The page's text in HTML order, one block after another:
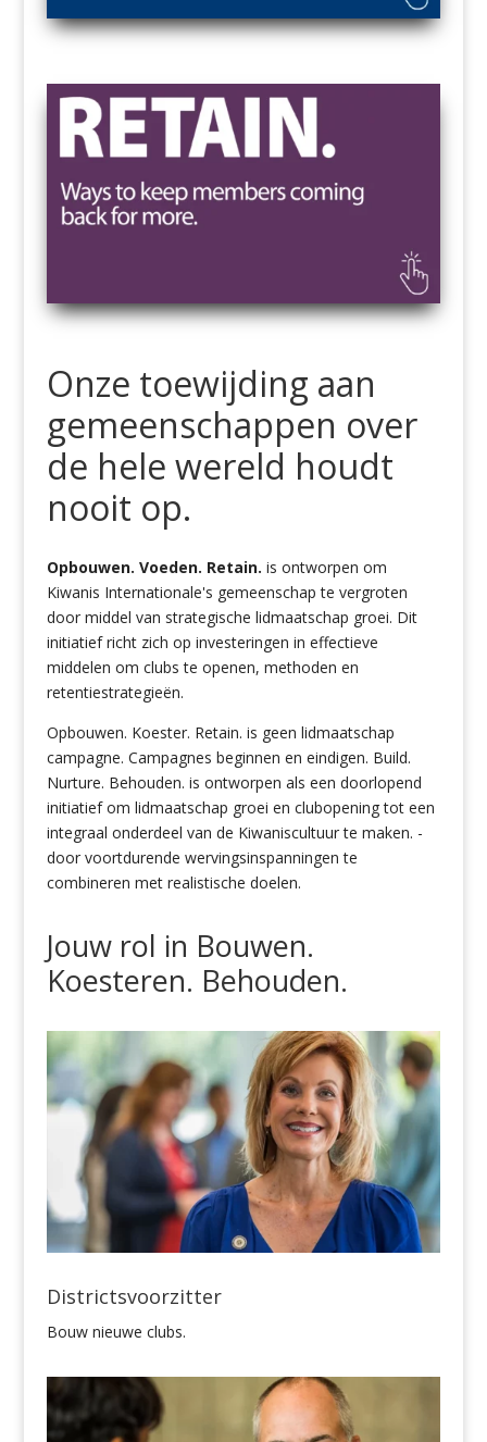
Onze toewijding aan
gemeenschappen over
de hele wereld houdt
nooit op.
Opbouwen. Voeden. Retain. is ontworpen om
Kiwanis Internationale's gemeenschap te vergroten
door middel van strategische lidmaatschap groei. Dit
initiatief richt zich op investeringen in effectieve
middelen om clubs te openen, methoden en
retentiestrategieën.
Opbouwen. Koester. Retain. is geen lidmaatschap
campagne. Campagnes beginnen en eindigen. Build.
Nurture. Behouden. is ontworpen als een doorlopend
initiatief om lidmaatschap groei en clubopening tot een
integraal onderdeel van de Kiwaniscultuur te maken. -
door voortdurende wervingsinspanningen te
combineren met realistische doelen.
Jouw rol in Bouwen.
Koesteren. Behouden.
Districtsvoorzitter
Bouw nieuwe clubs.